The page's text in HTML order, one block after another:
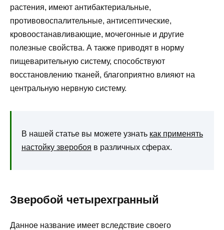
растения, имеют антибактериальные,
противовоспалительные, антисептические,
кровоостанавливающие, мочегонные и другие
полезные свойства. А также приводят в норму
пищеварительную систему, способствуют
восстановлению тканей, благоприятно влияют на
центральную нервную систему.
В нашей статье вы можете узнать как применять
настойку зверобоя в различных сферах.
Зверобой четырехгранный
Данное название имеет вследствие своего